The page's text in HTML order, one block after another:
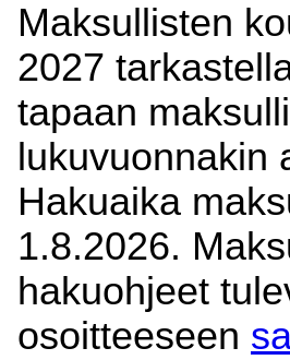
Maksullisten
2027
tapaan
Hakuaika
1.8.2026.
hakuohjeet
osoitteeseen